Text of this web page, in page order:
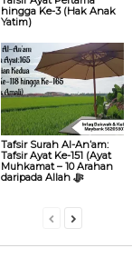
hingga Ke-3 (Hak Anak
Yatim)
Tafsir Surah Al-An’am:
Tafsir Ayat Ke-151 (Ayat
Muhkamat – 10 Arahan
daripada Allah ‎ﷻ